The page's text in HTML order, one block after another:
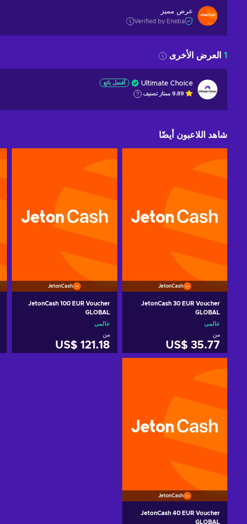
عرض مميز
Verified by Eneba
1 العرض الأخرى
Ultimate Choice أفضل بائع
9.89 ممتاز تصنيف
شاهد اللاعبون أيضًا
JetonCash
JetonCash 30 EUR Voucher
GLOBAL
عالمي
من
US$ 35.77
JetonCash
JetonCash 100 EUR Voucher
GLOBAL
عالمي
من
US$ 121.18
JetonCash
JetonCash 40 EUR Voucher
GLOBAL